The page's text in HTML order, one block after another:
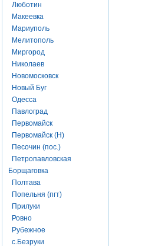
Люботин
Макеевка
Мариуполь
Мелитополь
Миргород
Николаев
Новомосковск
Новый Буг
Одесса
Павлоград
Первомайск
Первомайск (Н)
Песочин (пос.)
Петропавловская
Борщаговка
Полтава
Попельня (пгт)
Прилуки
Ровно
Рубежное
с.Безруки